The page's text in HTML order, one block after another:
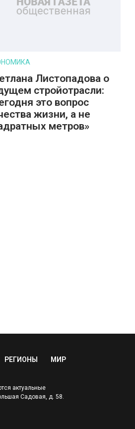
Листопадова о
стройотрасли:
это вопрос
жизни, а не
метров»
РЕГИОНЫ МИР
актуальные
Садовая, д. 58.